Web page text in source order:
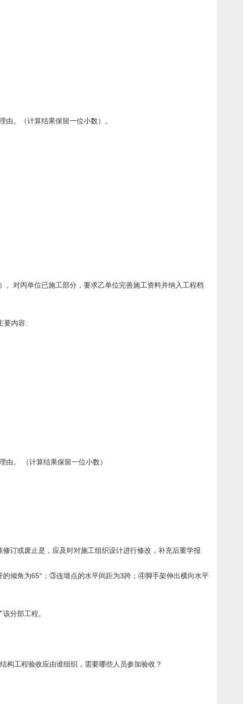
。（计算结果保留一位小数）。
对丙单位已施工部分，要求乙单位完善施工资料并纳入工程档
要内容:
。 （计算结果保留一位小数）
订或废止是，应及时对施工组织设计进行修改，补充后重学报
倾角为65°；③连墙点的水平间距为3跨；④脚手架伸出横向水平
分部工程。
构工程验收应由谁组织，需要哪些人员参加验收？